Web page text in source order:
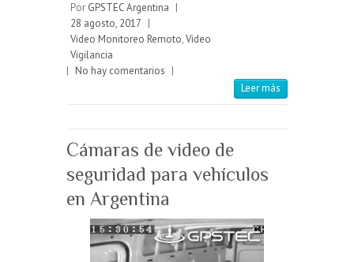
Por GPSTEC Argentina |
28 agosto, 2017 |
Video Monitoreo Remoto,Video
Vigilancia
| No hay comentarios |
Leer más
Cámaras de video de
seguridad para vehículos
en Argentina